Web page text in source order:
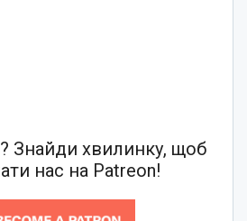
Знайди хвилинку, щоб
нас на Patreon!